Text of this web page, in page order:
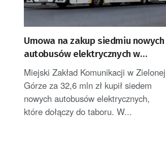
Umowa na zakup siedmiu nowych
autobusów elektrycznych w
Zielonej Górze
Miejski Zakład Komunikacji w Zielonej
Górze za 32,6 mln zł kupił siedem
nowych autobusów elektrycznych,
które dołączy do taboru. W...